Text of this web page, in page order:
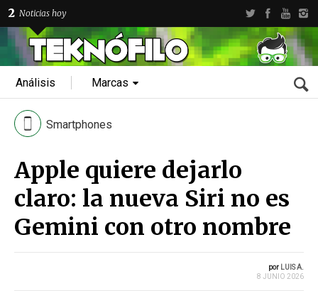
2 Noticias hoy
Análisis Marcas
Smartphones
Apple quiere dejarlo
claro: la nueva Siri no es
Gemini con otro nombre
por LUIS A.
8 JUNIO 2026